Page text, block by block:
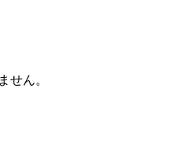
せん。